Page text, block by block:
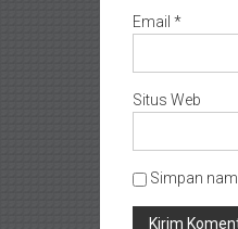
Email *
Situs Web
Simpan